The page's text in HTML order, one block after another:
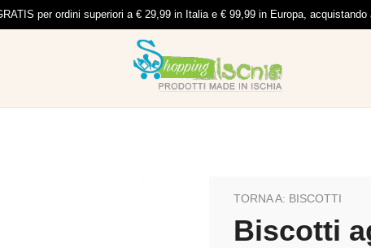
per ordini superiori a € 29,99 in Italia e € 99,99 in Europa,
TORNA A: BISCOTTI
Biscotti